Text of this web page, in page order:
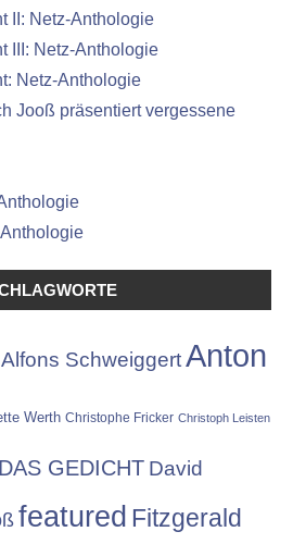
II: Netz-Anthologie
III: Netz-Anthologie
Netz-Anthologie
Jooß präsentiert vergessene
Alfons SchweiggertAnton
Werth Christophe Fricker Christoph Leisten
DAS GEDICHT David
featured Fitzgerald